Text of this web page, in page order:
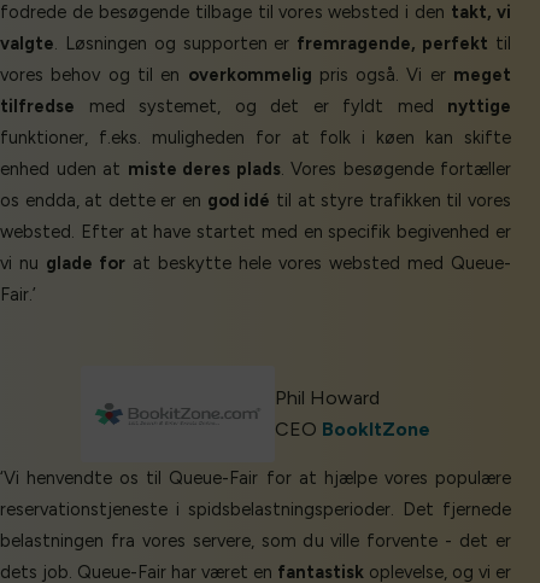
fodrede de besøgende tilbage til vores websted i den takt, vi
valgte. Løsningen og supporten er fremragende, perfekt til
vores behov og til en overkommelig pris også. Vi er meget
tilfredse med systemet, og det er fyldt med nyttige
funktioner, f.eks. muligheden for at folk i køen kan skifte
enhed uden at miste deres plads. Vores besøgende fortæller
os endda, at dette er en god idé til at styre trafikken til vores
websted. Efter at have startet med en specifik begivenhed er
vi nu glade for at beskytte hele vores websted med Queue-
Fair.’
Phil Howard
CEO BookItZone
‘Vi henvendte os til Queue-Fair for at hjælpe vores populære
reservationstjeneste i spidsbelastningsperioder. Det fjernede
belastningen fra vores servere, som du ville forvente - det er
dets job. Queue-Fair har været en fantastisk oplevelse, og vi er